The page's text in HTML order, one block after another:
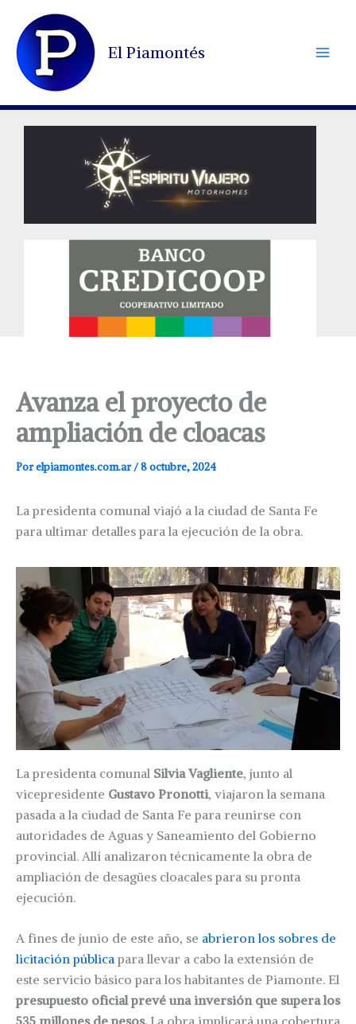
contenido
El Piamontés
Avanza el proyecto de
ampliación de cloacas
Porelpiamontes.com.ar/8 octubre, 2024
La presidenta comunal viajó a la ciudad de Santa Fe
para ultimar detalles para la ejecución de la obra.
La presidenta comunal Silvia Vagliente, junto al
vicepresidente Gustavo Pronotti, viajaron la semana
pasada a la ciudad de Santa Fe para reunirse con
autoridades de Aguas y Saneamiento del Gobierno
provincial. Allí analizaron técnicamente la obra de
ampliación de desagües cloacales para su pronta
ejecución.
A fines de junio de este año, se abrieron los sobres de
licitación pública para llevar a cabo la extensión de
este servicio básico para los habitantes de Piamonte. El
presupuesto oficial prevé una inversión que supera los